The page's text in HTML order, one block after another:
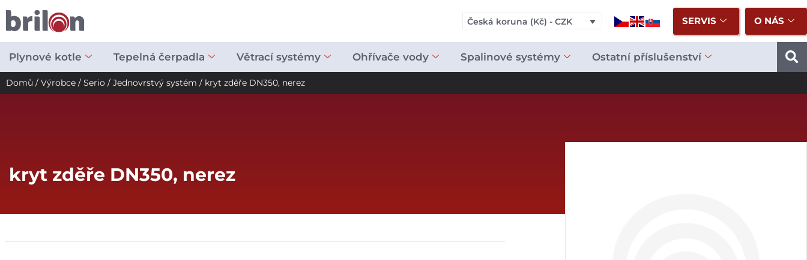
obsah
Česká koruna (Kč) - CZK SERVIS O NÁS
Plynové kotle Tepelná čerpadla Větrací systémy Ohřívače vody Spalinové systémy Ostatní příslušenství
Domů / Výrobce / Serio / Jednovrstvý systém / kryt zděře DN350, nerez
kryt zděře DN350, nerez